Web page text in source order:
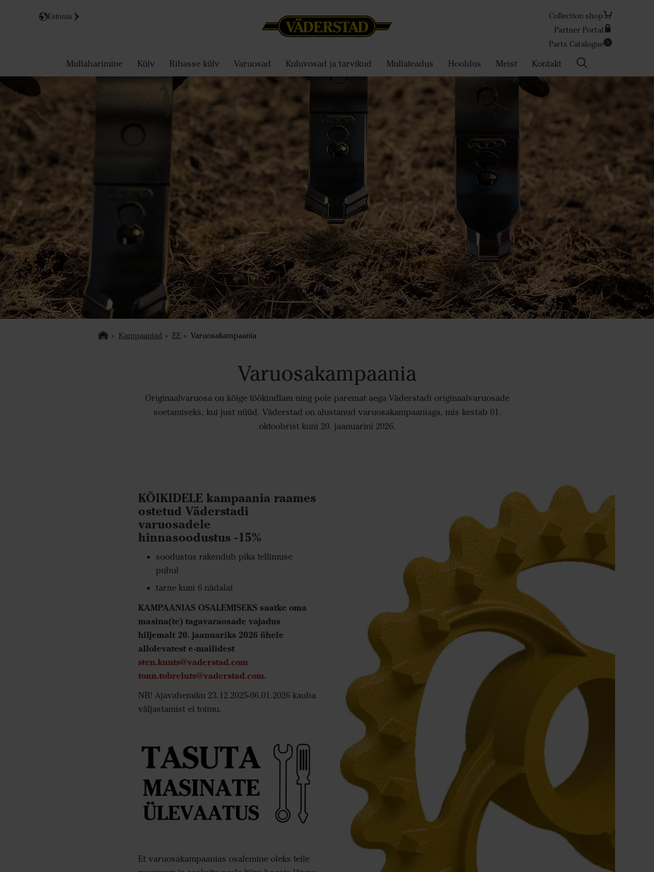
Estonia
Collection shop
Partner Portal
Parts Catalogue
Mullaharimine Külv Ribasse külv Varuosad Kuluvosad ja tarvikud Mullateadus Hooldus Meist Kontakt
Kampaaniad EE Varuosakampaania
Varuosakampaania
Originaalvaruosa on kõige töökindlam ning pole paremat aega Väderstadi originaalvaruosade
soetamiseks, kui just nüüd. Väderstad on alustanud varuosakampaaniaga, mis kestab 01.
oktoobrist kuni 20. jaanuarini 2026.
KÕIKIDELE kampaania raames
ostetud Väderstadi
varuosadele
hinnasoodustus -15%
soodustus rakendub pika tellimuse
puhul
tarne kuni 6 nädalat
KAMPAANIAS OSALEMISEKS saatke oma
masina(te) tagavaraosade vajadus
hiljemalt 20. jaanuariks 2026 ühele
allolevatest e-mailidest
sten.kunts@vaderstad.com
tonn.tobreluts@vaderstad.com.
NB! Ajavahemiku 23.12.2025-06.01.2026 kauba
väljastamist ei toimu.
Et varuosakampaanias osalemine oleks teile